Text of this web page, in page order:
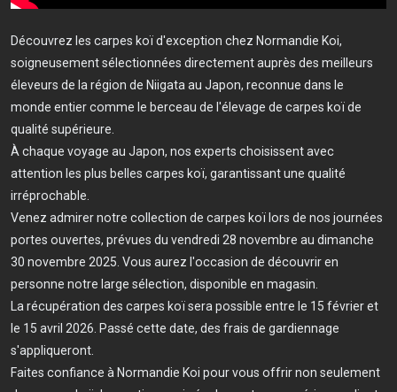
Découvrez les carpes koï d'exception chez Normandie Koi,
soigneusement sélectionnées directement auprès des meilleurs
éleveurs de la région de Niigata au Japon, reconnue dans le
monde entier comme le berceau de l'élevage de carpes koï de
qualité supérieure.
À chaque voyage au Japon, nos experts choisissent avec
attention les plus belles carpes koï, garantissant une qualité
irréprochable.
Venez admirer notre collection de carpes koï lors de nos journées
portes ouvertes, prévues du vendredi 28 novembre au dimanche
30 novembre 2025. Vous aurez l'occasion de découvrir en
personne notre large sélection, disponible en magasin.
La récupération des carpes koï sera possible entre le 15 février et
le 15 avril 2026. Passé cette date, des frais de gardiennage
s'appliqueront.
Faites confiance à Normandie Koi pour vous offrir non seulement